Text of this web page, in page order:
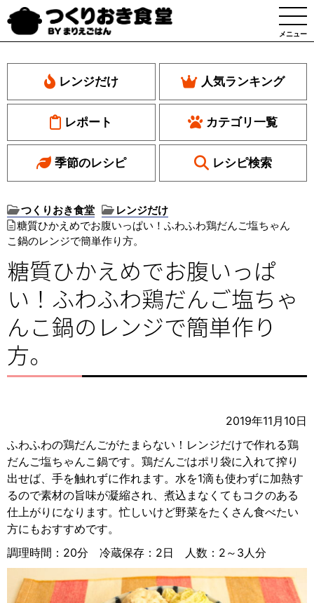
メニュー
レンジだけ 人気ランキング
レポート カテゴリ一覧
季節のレシピ レシピ検索
つくりおき食堂
レンジだけ
糖質ひかえめでお腹いっぱい！ふわふわ鶏だんご塩ちゃん
こ鍋のレンジで簡単作り方。
糖質ひかえめでお腹いっぱ
い！ふわふわ鶏だんご塩ちゃ
んこ鍋のレンジで簡単作り
方。
2019年11月10日
ふわふわの鶏だんごがたまらない！レンジだけで作れる鶏
だんご塩ちゃんこ鍋です。鶏だんごはポリ袋に入れて搾り
出せば、手を触れずに作れます。水を1滴も使わずに加熱す
るので素材の旨味が凝縮され、煮込まなくてもコクのある
仕上がりになります。忙しいけど野菜をたくさん食べたい
方にもおすすめです。
調理時間：20分 冷蔵保存：2日 人数：2～3人分